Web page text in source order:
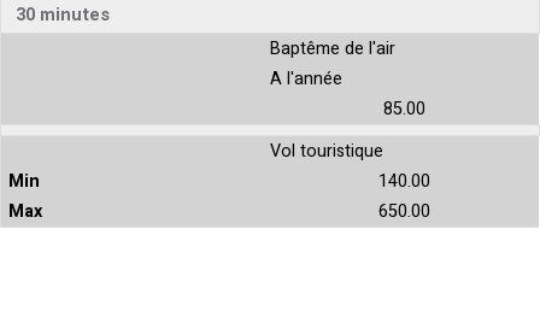
30 minutes
Baptême de l'air
A l'année
85.00
Vol touristique
140.00
650.00